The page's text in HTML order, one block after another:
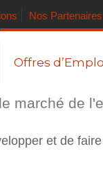
Nos Partenaires
Offres
marché de
et de